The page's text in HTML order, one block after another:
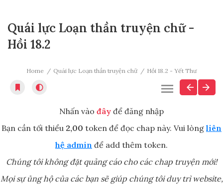
Quái lực Loạn thần truyện chữ -
Hồi 18.2
Home Quái lực Loạn thần truyện chữ Hồi 18.2 - Yết Thư
Nhấn vào đây để đăng nhập
Bạn cần tối thiểu 2,00 token để đọc chap này. Vui lòng liên
hệ admin để add thêm token.
Chúng tôi không đặt quảng cáo cho các chap truyện mới!
Mọi sự ủng hộ của các bạn sẽ giúp chúng tôi duy trì website,